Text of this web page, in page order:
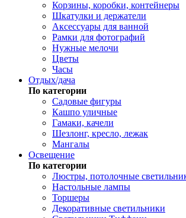
Корзины, коробки, контейнеры
Шкатулки и держатели
Аксессуары для ванной
Рамки для фотографий
Нужные мелочи
Цветы
Часы
Отдых/дача
По категории
Садовые фигуры
Кашпо уличные
Гамаки, качели
Шезлонг, кресло, лежак
Мангалы
Освещение
По категории
Люстры, потолочные
Настольные лампы
Торшеры
Декоративные светильники